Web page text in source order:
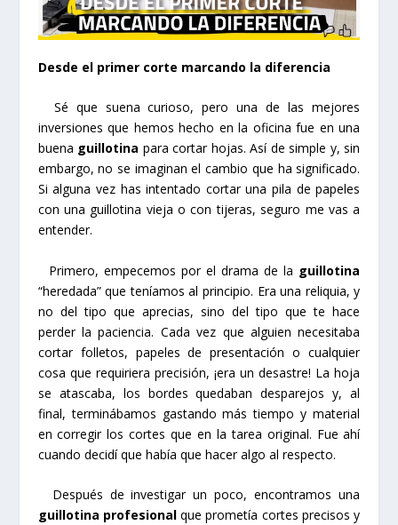
Desde el primer corte marcando la diferencia
Sé que suena curioso, pero una de las mejores
inversiones que hemos hecho en la oficina fue en una
buena guillotina para cortar hojas. Así de simple y, sin
embargo, no se imaginan el cambio que ha significado.
Si alguna vez has intentado cortar una pila de papeles
con una guillotina vieja o con tijeras, seguro me vas a
entender.
Primero, empecemos por el drama de la guillotina
“heredada” que teníamos al principio. Era una reliquia, y
no del tipo que aprecias, sino del tipo que te hace
perder la paciencia. Cada vez que alguien necesitaba
cortar folletos, papeles de presentación o cualquier
cosa que requiriera precisión, ¡era un desastre! La hoja
se atascaba, los bordes quedaban desparejos y, al
final, terminábamos gastando más tiempo y material
en corregir los cortes que en la tarea original. Fue ahí
cuando decidí que había que hacer algo al respecto.
Después de investigar un poco, encontramos una
guillotina profesionalque prometía cortes precisos y